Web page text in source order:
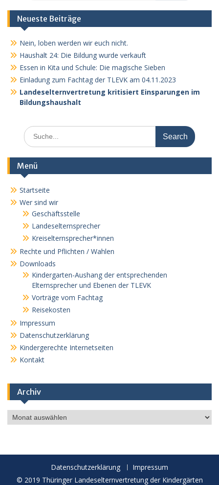
Neueste Beiträge
Nein, loben werden wir euch nicht.
Haushalt 24: Die Bildung wurde verkauft
Essen in Kita und Schule: Die magische Sieben
Einladung zum Fachtag der TLEVK am 04.11.2023
Landeselternvertretung kritisiert Einsparungen im
Bildungshaushalt
Search
for:
Menü
Startseite
Wer sind wir
Geschäftsstelle
Landeselternsprecher
Kreiselternsprecher*innen
Rechte und Pflichten / Wahlen
Downloads
Kindergarten-Aushang der entsprechenden
Elternsprecher und Ebenen der TLEVK
Vorträge vom Fachtag
Reisekosten
Impressum
Datenschutzerklärung
Kindergerechte Internetseiten
Kontakt
Archiv
Archiv
Datenschutzerklärung
Impressum
© 2019 Thüringer Landeselternvertretung der Kindergärten